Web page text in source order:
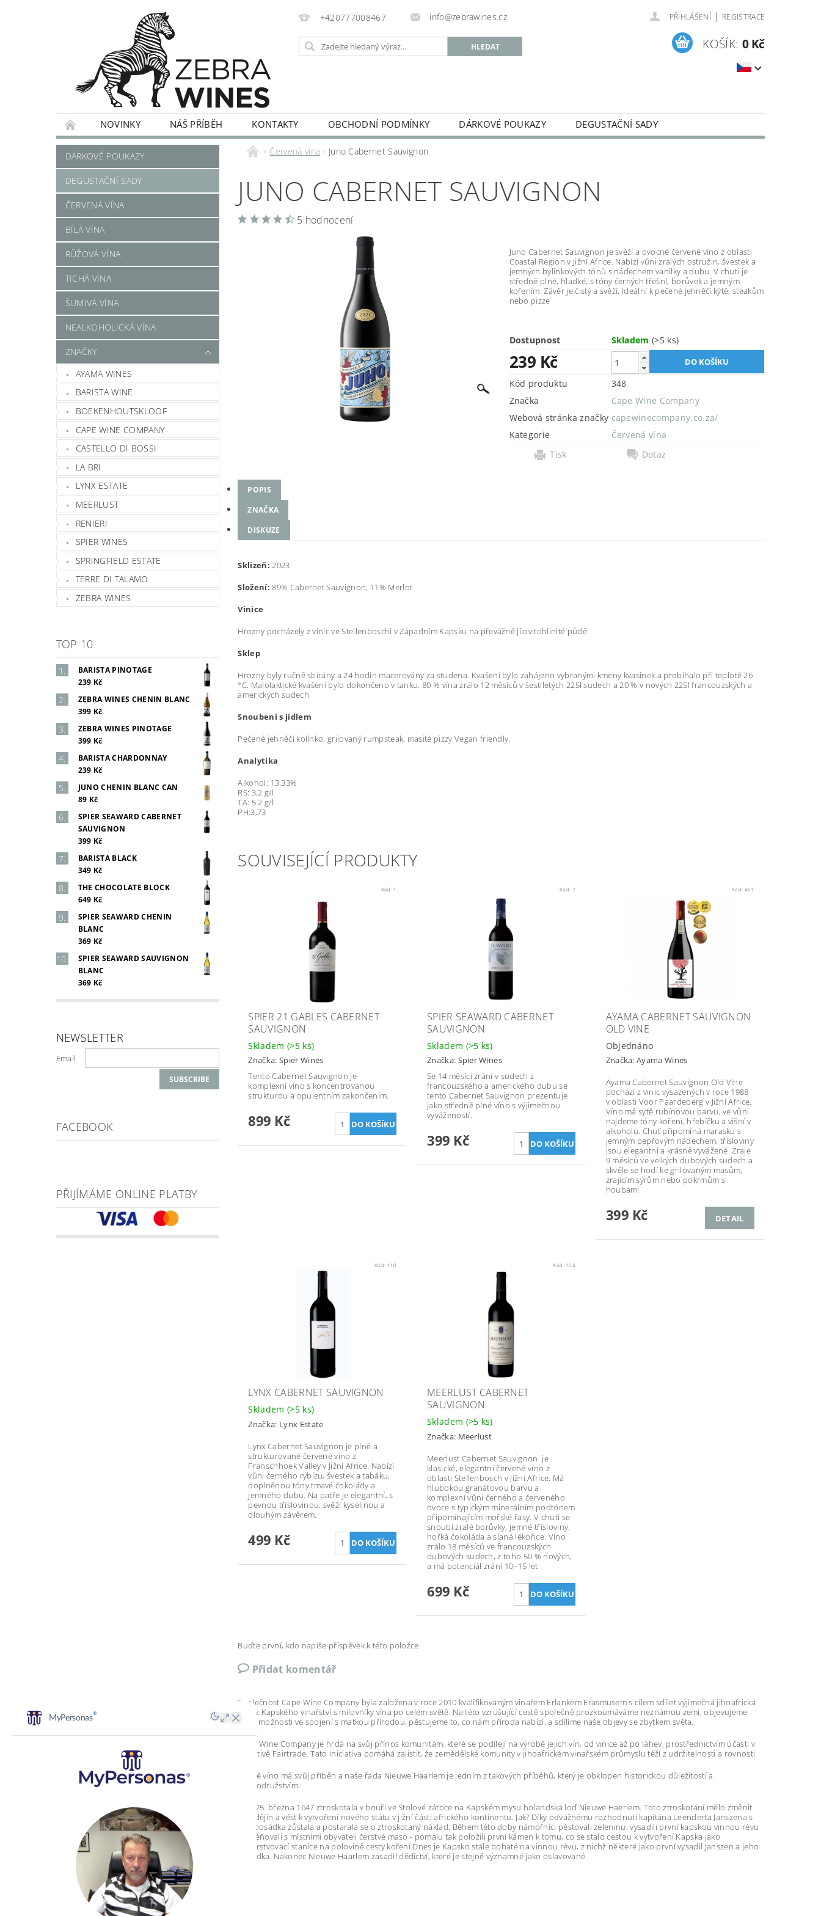
+420777008467 info@zebrawines.cz PŘIHLÁŠENÍ | REGISTRACE
KOŠÍK: 0 Kč
NOVINKY NÁŠ PŘÍBĚH KONTAKTY OBCHODNÍ PODMÍNKY DÁRKOVÉ POUKAZY
DEGUSTAČNÍ SADY
ČERVENÁ VÍNA
BÍLÁ VÍNA RŮŽOVÁ VÍNA TICHÁ VÍNA ŠUMIVÁ VÍNA
DÁRKOVÉ POUKAZY
DEGUSTAČNÍ SADY
ČERVENÁ VÍNA
BÍLÁ VÍNA
RŮŽOVÁ VÍNA
TICHÁ VÍNA
ŠUMIVÁ VÍNA
NEALKOHOLICKÁ VÍNA
ZNAČKY
AYAMA WINES
BARISTA WINE
BOEKENHOUTSKLOOF
CAPE WINE COMPANY
CASTELLO DI BOSSI
LA BRI
LYNX ESTATE
MEERLUST
RENIERI
SPIER WINES
SPRINGFIELD ESTATE
TERRE DI TALAMO
ZEBRA WINES
TOP 10
BARISTA PINOTAGE
239 Kč
ZEBRA WINES CHENIN BLANC
399 Kč
ZEBRA WINES PINOTAGE
399 Kč
BARISTA CHARDONNAY
239 Kč
JUNO CHENIN BLANC CAN
89 Kč
SPIER SEAWARD CABERNET
SAUVIGNON
399 Kč
BARISTA BLACK
349 Kč
THE CHOCOLATE BLOCK
649 Kč
SPIER SEAWARD CHENIN
BLANC
369 Kč
SPIER SEAWARD SAUVIGNON
BLANC
369 Kč
NEWSLETTER
Email
FACEBOOK
PŘIJÍMÁME ONLINE PLATBY
Červená vína Juno Cabernet Sauvignon
JUNO CABERNET SAUVIGNON
5 hodnocení
Juno Cabernet Sauvignon je svěží a ovocné červené víno z oblasti
Coastal Region v Jižní Africe. Nabízí vůni zralých ostružin, švestek a
jemných bylinkových tónů s nádechem vanilky a dubu. V chuti je
středně plné, hladké, s tóny černých třešní, borůvek a jemným
kořením. Závěr je čistý a svěží. Ideální k pečené jehněčí kýtě, steakům
nebo pizze
Dostupnost Skladem(>5 ks)
239 Kč
Kód produktu
348
Značka
Cape Wine Company
Webová stránka značky capewinecompany.co.za/
Kategorie
Červená vína
Tisk
Dotaz
POPIS
ZNAČKA
DISKUZE
Sklizeň: 2023
Složení: 89% Cabernet Sauvignon, 11% Merlot
Vinice
Hrozny pocházely z vinic ve Stellenboschi v Západním Kapsku na převážně jílovitohlinité půdě.
Sklep
Hrozny byly ručně sbírány a 24 hodin macerovány za studena. Kvašení bylo zahájeno vybranými kmeny kvasinek a probíhalo při teplotě 26
°C. Malolaktické kvašení bylo dokončeno v tanku. 80 % vína zrálo 12 měsíců v šestiletých 225l sudech a 20 % v nových 225l francouzských a
amerických sudech.
Snoubení s jídlem
Pečené jehněčí kolínko, grilovaný rumpsteak, masité pizzy Vegan friendly.
Analytika
Alkohol: 13.33%
RS: 3,2 g/l
TA: 5.2 g/l
PH:3,73
SOUVISEJÍCÍ PRODUKTY
Kód: 1
SPIER 21 GABLES CABERNET
SAUVIGNON
Skladem (>5 ks)
Značka: Spier Wines
Tento Cabernet Sauvignon je
komplexní víno s koncentrovanou
strukturou a opulentním zakončením.
899 Kč
Kód: 7
SPIER SEAWARD CABERNET
SAUVIGNON
Skladem (>5 ks)
Značka: Spier Wines
Se 14 měsíci zrání v sudech z
francouzského a amerického dubu se
tento Cabernet Sauvignon prezentuje
jako středně plné víno s výjimečnou
vyvážeností.
399 Kč
Kód: 461
AYAMA CABERNET SAUVIGNON
OLD VINE
Objednáno
Značka:Ayama Wines
Ayama Cabernet Sauvignon Old Vine
pochází z vinic vysazených v roce 1988
v oblasti Voor Paardeberg v Jižní Africe.
Víno má sytě rubínovou barvu, ve vůni
najdeme tóny koření, hřebíčku a višní v
alkoholu. Chuť připomíná marasku s
jemným pepřovým nádechem, třísloviny
jsou elegantní a krásně vyvážené. Zraje
9 měsíců ve velkých dubových sudech a
skvěle se hodí ke grilovaným masům,
zrajícím sýrům nebo pokrmům s
houbami
399 Kč DETAIL
Kód: 110
LYNX CABERNET SAUVIGNON
Skladem (>5 ks)
Značka: Lynx Estate
Lynx Cabernet Sauvignon je plné a
strukturované červené víno z
Franschhoek Valley v Jižní Africe. Nabízí
vůni černého rybízu, švestek a tabáku,
doplněnou tóny tmavé čokolády a
jemného dubu. Na patře je elegantní, s
pevnou tříslovinou, svěží kyselinou a
dlouhým závěrem.
499 Kč
Kód: 104
MEERLUST CABERNET
SAUVIGNON
Skladem (>5 ks)
Značka: Meerlust
Meerlust Cabernet Sauvignon je
klasické, elegantní červené víno z
oblasti Stellenbosch v Jižní Africe. Má
hlubokou granátovou barvu a
komplexní vůni černého a červeného
ovoce s typickým minerálním podtónem
připomínajícím mořské řasy. V chuti se
snoubí zralé borůvky, jemné třísloviny,
hořká čokoláda a slaná lékořice. Víno
zrálo 18 měsíců ve francouzských
dubových sudech, z toho 50 % nových,
a má potenciál zrání 10–15 let
699 Kč
Buďte první, kdo napíše příspěvek k této položce.
Přidat komentář
Společnost Cape Wine Company byla založena v roce 2010 kvalifikovaným vinařem Erlankem Erasmusem s cílem sdílet výjimečná jihoafrická
vína z Kapského vinařství s milovníky vína po celém světě. Na této vzrušující cestě společně prozkoumáváme neznámou zemi, objevujeme
nové možnosti ve spojení s matkou přírodou, pěstujeme to, co nám příroda nabízí, a sdílíme naše objevy se zbytkem světa.
Cape Wine Company je hrdá na svůj přínos komunitám, které se podílejí na výrobě jejich vín, od vinice až po láhev, prostřednictvím účasti v
iniciativě Fairtrade. Tato iniciativa pomáhá zajistit, že zemědělské komunity v jihoafrickém vinařském průmyslu těží z udržitelnosti a rovnosti.
Každé víno má svůj příběh a naše řada Nieuwe Haarlem je jedním z takových příběhů, který je obklopen historickou důležitostí a
dobrodružstvím.
Dne 25. března 1647 ztroskotala v bouři ve Stolové zátoce na Kapském mysu holandská loď Nieuwe Haerlem. Toto ztroskotání mělo změnit
běh dějin a vést k vytvoření nového státu v jižní části afrického kontinentu. Jak? Díky odvážnému rozhodnutí kapitána Leenderta Janszena s
ním posádka zůstala a postarala se o ztroskotaný náklad. Během této doby námořníci pěstovali zeleninu, vysadili první kapskou vinnou révu
a směňovali s místními obyvateli čerstvé maso - pomalu tak položili první kámen k tomu, co se stalo cestou k vytvoření Kapska jako
občerstvovací stanice na polovině cesty koření.Dnes je Kapsko stále bohaté na vinnou révu, z nichž některé jako první vysadil Janszen a jeho
posádka. Nakonec Nieuwe Haarlem zasadil dědictví, které je stejně významné jako oslavované.